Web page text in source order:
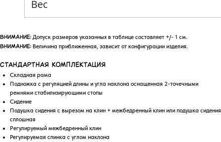
ВНИМАНИЕ: Допуск размеров указанных в таблице составляет +/- 1 см.
ВНИМАНИЕ: Величина приближенная, зависит от конфигурации изделия.
СТАНДАРТНАЯ КОМПЛЕКТАЦИЯ
Складная рама
Подножка с регуляцией длины и угла наклона оснащенная 2-точечными
ремнями стабилизирующими стопы
Сидение
Подушка сидения с вырезом на клин + межбедренный клин или подушка сидения
сплошная
Pегулируемый межбедренный клин
Регулируемая спинка с углом наклона